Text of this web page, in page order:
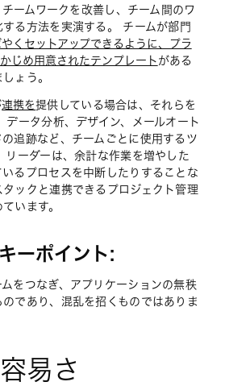
チームワークを改善し、チーム間のワ
る方法を実演する。 チームが部門
くセットアップできるように、プラ
じめ用意されたテンプレート がある
しょう。
連携を提供している場合は、それらを
データ分析、デザイン、メールオート
の追跡など、チームごとに使用するツ
リーダーは、余計な作業を増やした
いるプロセスを中断したりすることな
タックと連携できるプロジェクト管理
います。
ーポイント:
をつなぎ、アプリケーションの無秩
であり、混乱を招くものではありま
易さ